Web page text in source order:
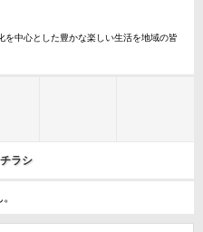
を中心とした豊かな楽しい生活を地域の皆
ラシ